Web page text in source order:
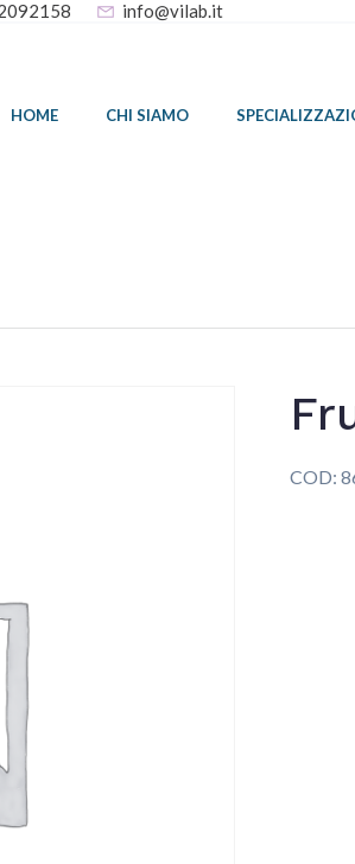
info@vilab.it
HOME CHI SIAMO
COD: